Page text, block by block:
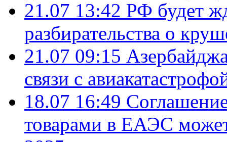
21.07 13:42 РФ будет
разбирательства о
21.07 09:15
связи с
18.07 16:49
товарами в ЕАЭС